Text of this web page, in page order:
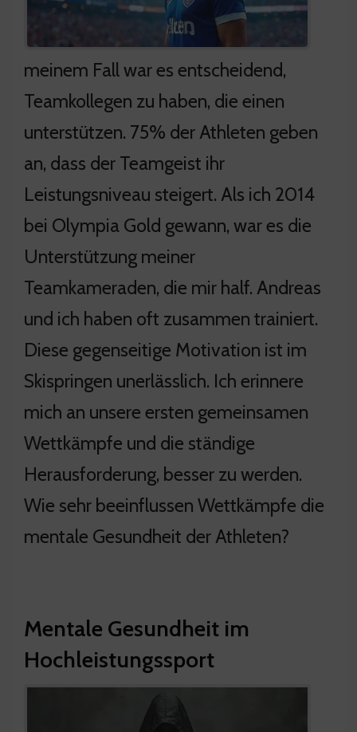
meinem Fall war es entscheidend,
Teamkollegen zu haben, die einen
unterstützen. 75% der Athleten geben
an, dass der Teamgeist ihr
Leistungsniveau steigert. Als ich 2014
bei Olympia Gold gewann, war es die
Unterstützung meiner
Teamkameraden, die mir half. Andreas
und ich haben oft zusammen trainiert.
Diese gegenseitige Motivation ist im
Skispringen unerlässlich. Ich erinnere
mich an unsere ersten gemeinsamen
Wettkämpfe und die ständige
Herausforderung, besser zu werden.
Wie sehr beeinflussen Wettkämpfe die
mentale Gesundheit der Athleten?
Mentale Gesundheit im
Hochleistungssport